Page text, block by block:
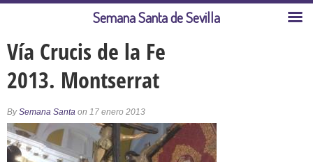
Vía Crucis de la Fe
2013. Montserrat
BySemana Santa on 17 enero 2013
Semana Santa de Sevilla